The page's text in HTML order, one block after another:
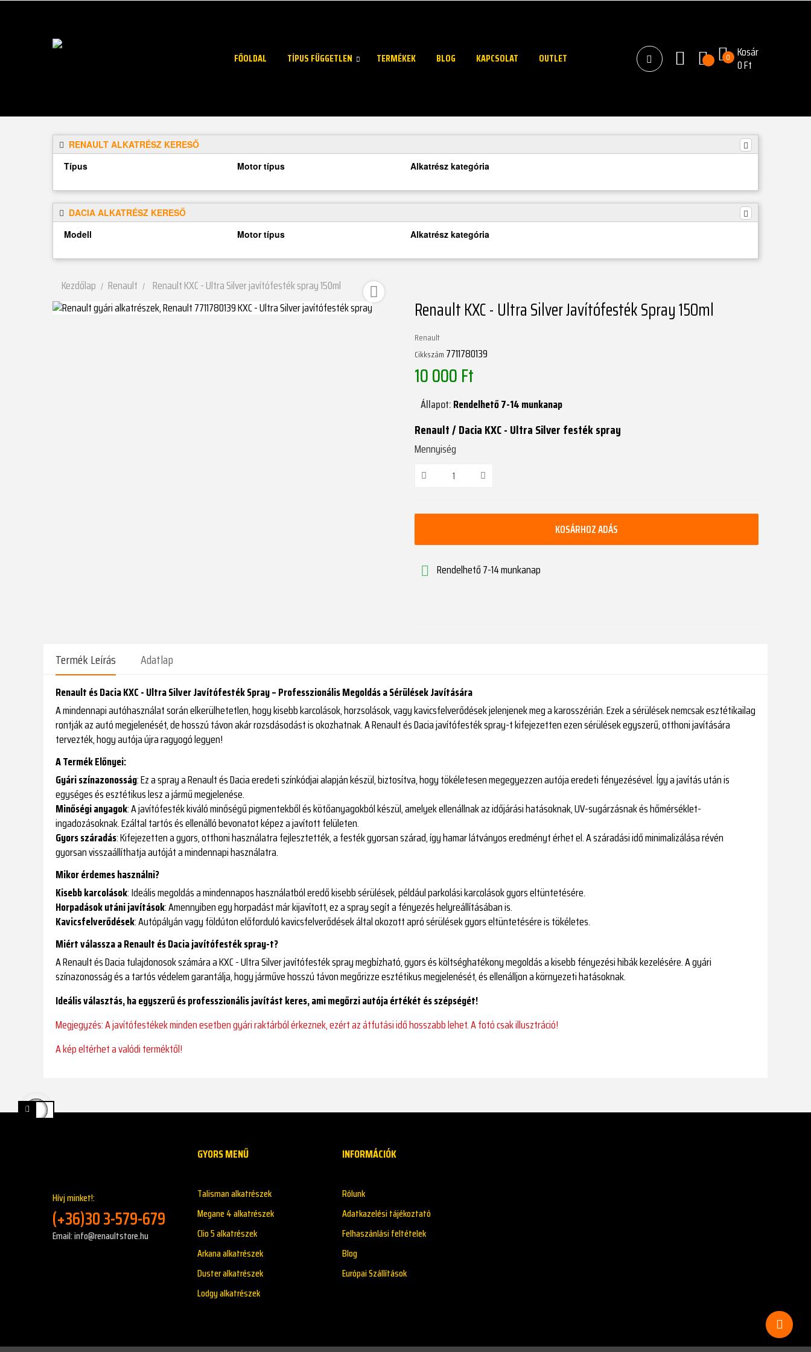
FŐOLDAL TÍPUS FÜGGETLEN TERMÉKEK BLOG KAPCSOLAT OUTLET 0 Kosár
0 Ft
RENAULT ALKATRÉSZ KERESŐ
Típus
Motor típus Alkatrész kategória
DACIA ALKATRÉSZ KERESŐ
Modell
Motor típus Alkatrész kategória
Kezdőlap Renault Renault KXC - Ultra Silver javítófesték spray 150ml 
Renault KXC - Ultra Silver Javítófesték Spray 150ml
Renault
Cikkszám 7711780139
10 000 Ft
Állapot:Rendelhető 7-14 munkanap
Renault / Dacia KXC - Ultra Silver festék spray
Mennyiség
KOSÁRHOZ ADÁS
 Rendelhető 7-14 munkanap
Termék Leírás Adatlap
Renault és Dacia KXC - Ultra Silver Javítófesték Spray – Professzionális Megoldás a Sérülések Javítására
A mindennapi autóhasználat során elkerülhetetlen, hogy kisebb karcolások, horzsolások, vagy kavicsfelverődések jelenjenek meg a karosszérián. Ezek a sérülések nemcsak esztétikailag
rontják az autó megjelenését, de hosszú távon akár rozsdásodást is okozhatnak. A Renault és Dacia javítófesték spray-t kifejezetten ezen sérülések egyszerű, otthoni javítására
tervezték, hogy autója újra ragyogó legyen!
A Termék Előnyei:
Gyári színazonosság: Ez a spray a Renault és Dacia eredeti színkódjai alapján készül, biztosítva, hogy tökéletesen megegyezzen autója eredeti fényezésével. Így a javítás után is
egységes és esztétikus lesz a jármű megjelenése.
Minőségi anyagok: A javítófesték kiváló minőségű pigmentekből és kötőanyagokból készül, amelyek ellenállnak az időjárási hatásoknak, UV-sugárzásnak és hőmérséklet-
ingadozásoknak. Ezáltal tartós és ellenálló bevonatot képez a javított felületen.
Gyors száradás: Kifejezetten a gyors, otthoni használatra fejlesztették, a festék gyorsan szárad, így hamar látványos eredményt érhet el. A száradási idő minimalizálása révén
gyorsan visszaállíthatja autóját a mindennapi használatra.
Mikor érdemes használni?
Kisebb karcolások: Ideális megoldás a mindennapos használatból eredő kisebb sérülések, például parkolási karcolások gyors eltüntetésére.
Horpadások utáni javítások: Amennyiben egy horpadást már kijavított, ez a spray segít a fényezés helyreállításában is.
Kavicsfelverődések: Autópályán vagy földúton előforduló kavicsfelverődések által okozott apró sérülések gyors eltüntetésére is tökéletes.
Miért válassza a Renault és Dacia javítófesték spray-t?
A Renault és Dacia tulajdonosok számára a KXC - Ultra Silver javítófesték spray megbízható, gyors és költséghatékony megoldás a kisebb fényezési hibák kezelésére. A gyári
színazonosság és a tartós védelem garantálja, hogy járműve hosszú távon megőrizze esztétikus megjelenését, és ellenálljon a környezeti hatásoknak.
Ideális választás, ha egyszerű és professzionális javítást keres, ami megőrzi autója értékét és szépségét!
Megjegyzés: A javítófestékek minden esetben gyári raktárból érkeznek, ezért az átfutási idő hosszabb lehet. A fotó csak illusztráció!
A kép eltérhet a valódi terméktől!
Hívj minket!:
(+36)30 3-579-679
Email: info@renaultstore.hu
GYORS MENŰ
Talisman alkatrészek
Megane 4 alkatrészek
Clio 5 alkatrészek
Arkana alkatrészek
Duster alkatrészek
Lodgy alkatrészek
INFORMÁCIÓK
Rólunk
Adatkazelési tájékoztató
Felhaszánlási feltételek
Blog
Európai Szállítások